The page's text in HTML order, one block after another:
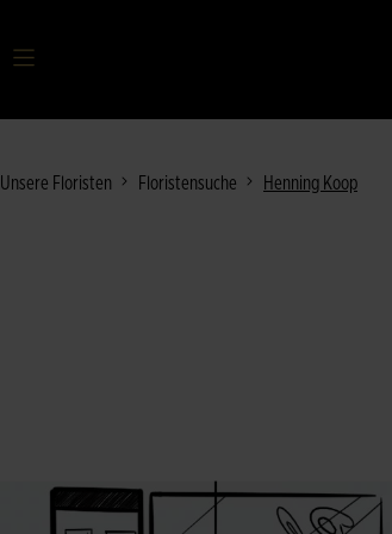
Unsere Floristen Floristensuche Henning Koop